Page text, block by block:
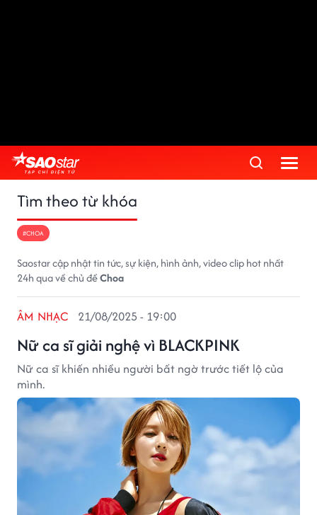
Tìm theo từ khóa
#CHOA
Saostar cập nhật tin tức, sự kiện, hình ảnh, video clip hot nhất
24h qua về chủ đềChoa
Nữ ca sĩ giải nghệ vì BLACKPINK
ÂM NHẠC 21/08/2025 - 19:00
Nữ ca sĩ khiến nhiều người bất ngờ trước tiết lộ của
mình.